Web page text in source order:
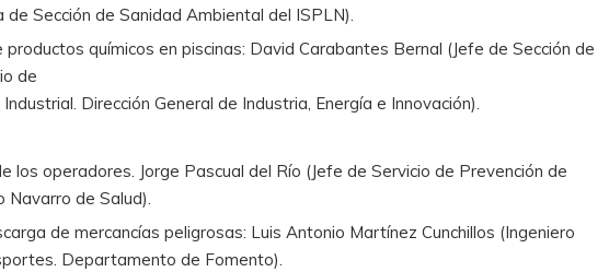
de Sección de Sanidad Ambiental del ISPLN).
químicos en piscinas: David Carabantes Bernal (Jefe de Sección de
de
Dirección General de Industria, Energía e Innovación).
los operadores. Jorge Pascual del Río (Jefe de Servicio de Prevención de
Navarro de Salud).
de mercancías peligrosas: Luis Antonio Martínez Cunchillos (Ingeniero
Departamento de Fomento).